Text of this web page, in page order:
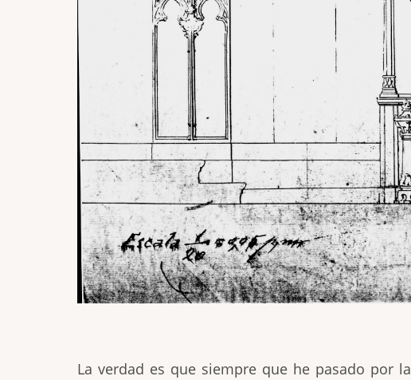
La verdad es que siempre que he pasado por